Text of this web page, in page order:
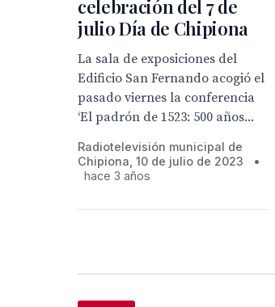
celebración del 7 de
julio Día de Chipiona
La sala de exposiciones del
Edificio San Fernando acogió el
pasado viernes la conferencia
‘El padrón de 1523: 500 años...
Radiotelevisión municipal de
Chipiona, 10 de julio de 2023
•
hace 3 años